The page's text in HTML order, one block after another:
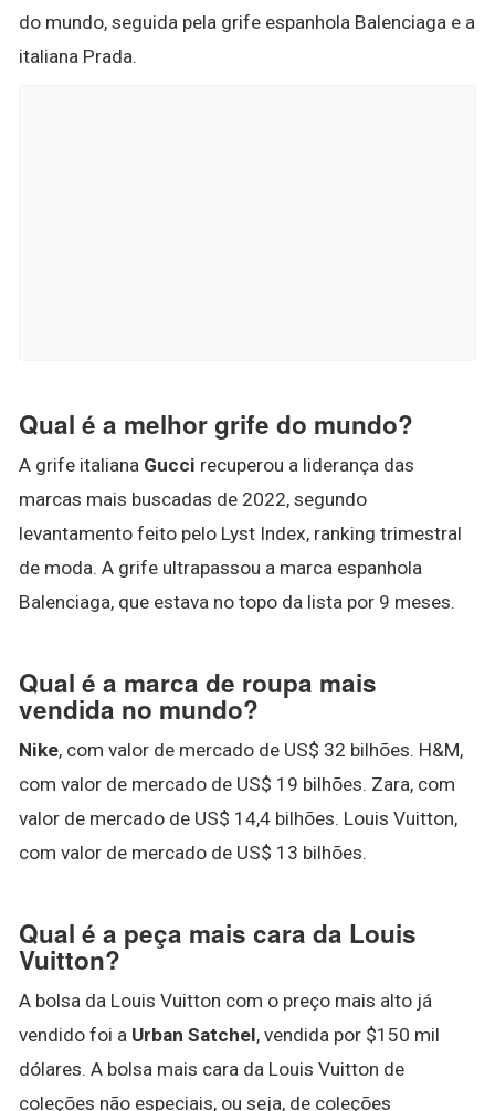
do mundo, seguida pela grife espanhola Balenciaga e a
italiana Prada.
Qual é a melhor grife do mundo?
A grife italiana Gucci recuperou a liderança das
marcas mais buscadas de 2022, segundo
levantamento feito pelo Lyst Index, ranking trimestral
de moda. A grife ultrapassou a marca espanhola
Balenciaga, que estava no topo da lista por 9 meses.
Qual é a marca de roupa mais
vendida no mundo?
Nike, com valor de mercado de US$ 32 bilhões. H&M,
com valor de mercado de US$ 19 bilhões. Zara, com
valor de mercado de US$ 14,4 bilhões. Louis Vuitton,
com valor de mercado de US$ 13 bilhões.
Qual é a peça mais cara da Louis
Vuitton?
A bolsa da Louis Vuitton com o preço mais alto já
vendido foi a Urban Satchel, vendida por $150 mil
dólares. A bolsa mais cara da Louis Vuitton de
coleções não especiais, ou seja, de coleções